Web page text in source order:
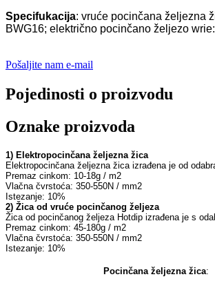
Specifukacija: vruće pocinčana željezna
BWG16; električno pocinčano željezo
Pošaljite nam e-mail
Pojedinosti o proizvodu
Oznake proizvoda
1
2
Istezanje: 10%
Pocinčana željezna žica: